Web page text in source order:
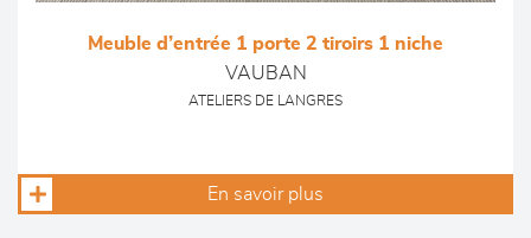
Meuble d’entrée 1 porte 2 tiroirs 1 niche
VAUBAN
ATELIERS DE LANGRES
En savoir plus